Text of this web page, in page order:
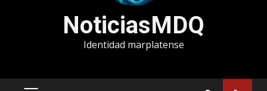
NoticiasMDQ
Identidad marplatense